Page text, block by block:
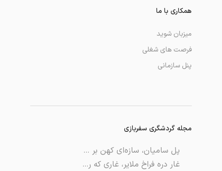
مجله گردشگری سفربازی
پل سامیان، سازه‌ای کهن بر فراز قره‌ سو
غار دره فراخ ملایر، غاری که رسیدن بهش سخته!
همکاری با ما
میزبان شوید
فرصت های شغلی
پنل سازمانی